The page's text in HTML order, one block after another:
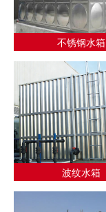
不锈钢水箱
波纹水箱